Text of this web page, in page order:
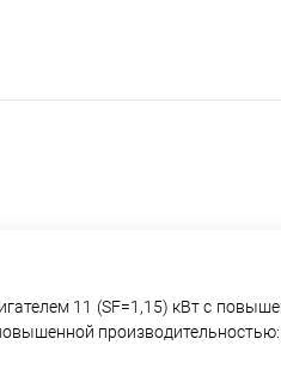
11 (SF=1,15) кВт с